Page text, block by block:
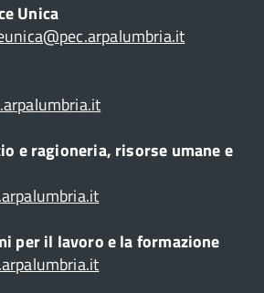
Unica
e ragioneria, risorse umane e
per il lavoro e la formazione